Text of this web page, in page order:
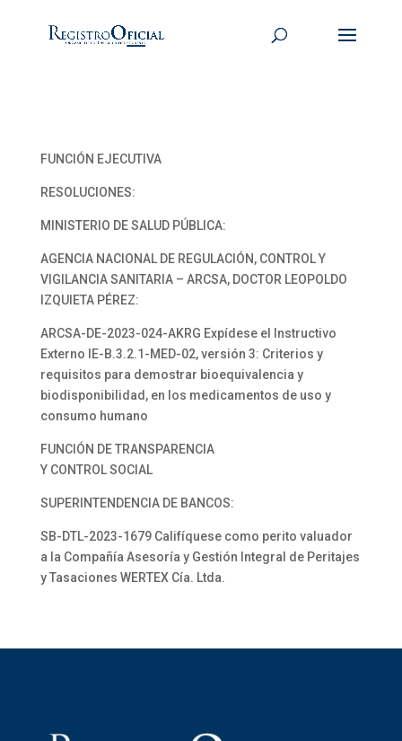
FUNCIÓN EJECUTIVA
RESOLUCIONES:
MINISTERIO DE SALUD PÚBLICA:
AGENCIA NACIONAL DE REGULACIÓN, CONTROL Y
VIGILANCIA SANITARIA – ARCSA, DOCTOR LEOPOLDO
IZQUIETA PÉREZ:
ARCSA-DE-2023-024-AKRG Expídese el Instructivo
Externo IE-B.3.2.1-MED-02, versión 3: Criterios y
requisitos para demostrar bioequivalencia y
biodisponibilidad, en los medicamentos de uso y
consumo humano
FUNCIÓN DE TRANSPARENCIA
Y CONTROL SOCIAL
SUPERINTENDENCIA DE BANCOS:
SB-DTL-2023-1679 Califíquese como perito valuador
a la Compañía Asesoría y Gestión Integral de Peritajes
y Tasaciones WERTEX Cía. Ltda.